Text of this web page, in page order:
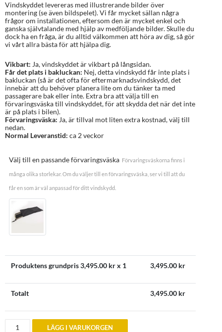
Vindskyddet levereras med illustrerande bilder över
montering (se även bildspelet). Vi får mycket sällan några
frågor om installationen, eftersom den är mycket enkel och
ganska självtalande med hjälp av medföljande bilder. Skulle du
dock ha en fråga, är du alltid välkommen att höra av dig, så gör
vi vårt allra bästa för att hjälpa dig.
Vikbart: Ja, vindskyddet är vikbart på långsidan.
Får det plats i bakluckan: Nej, detta vindskydd får inte plats i
bakluckan (så är det ofta för eftermarknadsvindskydd, det
innebär att du behöver planera lite om du tänker ta med
passagerare bak eller inte. Extra bra att välja till en
förvaringsväska till vindskyddet, för att skydda det när det inte
är på plats i bilen).
Förvaringsväska: Ja, är tillval mot liten extra kostnad, välj till
nedan.
Normal Leveranstid: ca 2 veckor
Välj till en passande förvaringsväska Förvaringsväskorna finns i
många olika storlekar. Om du väljer till en förvaringsväska, ser vi till att du
får en som är väl anpassad för ditt vindskydd.
Produktens grundpris3,495.00 kr x 1 3,495.00 kr
Totalt 3,495.00 kr
Vindskydd
LÄGG I VARUKORGEN